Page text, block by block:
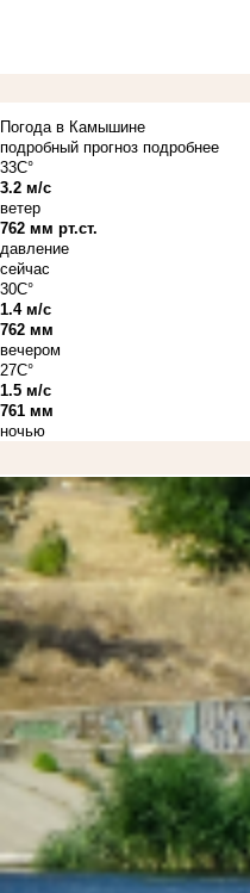
Погода в Камышине
подробный прогноз подробнее
33C°
3.2 м/с
ветер
762 мм рт.ст.
давление
сейчас
30C°
1.4 м/с
762 мм
вечером
27C°
1.5 м/с
761 мм
ночью